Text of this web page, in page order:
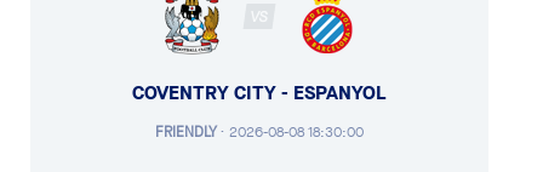
VS
COVENTRY CITY - ESPANYOL
FRIENDLY· 2026-08-08 18:30:00